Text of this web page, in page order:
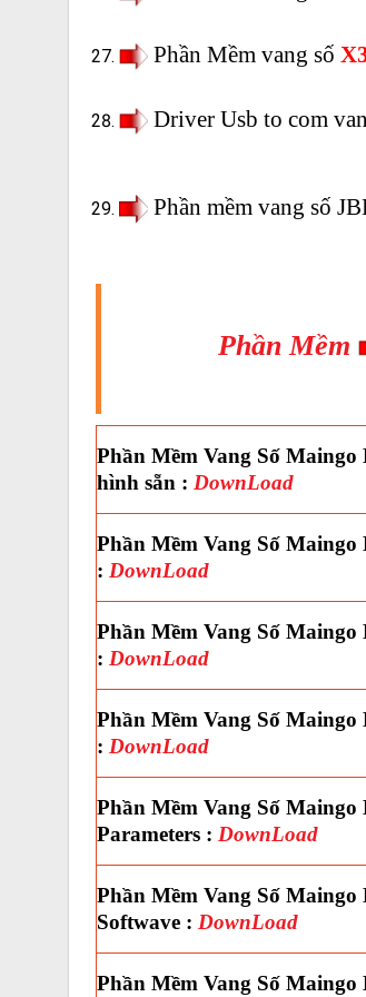
Phần Mềm vang số
Driver Usb to com
Phần mềm vang số
Phần Mềm
Phần Mềm Vang Số Maingo
hình sẵn : DownLoad
Phần Mềm Vang Số Maingo
: DownLoad
Phần Mềm Vang Số Maingo
: DownLoad
Phần Mềm Vang Số Maingo
: DownLoad
Phần Mềm Vang Số Maingo
Parameters : DownLoad
Phần Mềm Vang Số Maingo
Softwave : DownLoad
Phần Mềm Vang Số Maingo